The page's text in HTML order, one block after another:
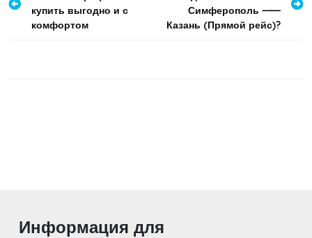
по
записям
купить выгодно и с
комфортом
Симферополь ⸺
Казань (Прямой рейс)?
Информация для